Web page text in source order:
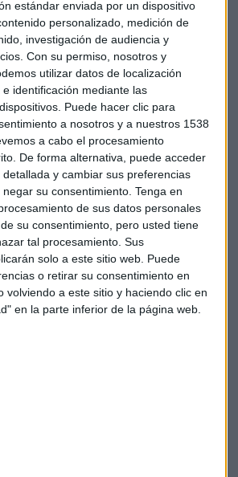
estándar enviada por un dispositivo
personalizado, medición de
investigación de audiencia y
Con su permiso, nosotros y
utilizar datos de localización
identificación mediante las
Puede hacer clic para
a nosotros y a nuestros 1538
a cabo el procesamiento
De forma alternativa, puede acceder
y cambiar sus preferencias
su consentimiento. Tenga en
de sus datos personales
su consentimiento, pero usted tiene
tal procesamiento. Sus
solo a este sitio web. Puede
o retirar su consentimiento en
volviendo a este sitio y haciendo clic en
en la parte inferior de la página web.
crecimiento del PIB mundial del
avanzadas por debajo del 2% y los
en el promedio del 4%.
mostrando un sólido
PIB mientras el crecimiento de la
menor, en el entorno del 0,8%.
de la aseguradora de crédito no
rápidas para la evolución guerra de
del conﬂicto en Oriente Medio y la
Taiwán. Previsiblemente se
comercial entre Estados Unidos y
de que esta previsión de referencia
alto nivel de incertidumbre,
el resultado de las elecciones